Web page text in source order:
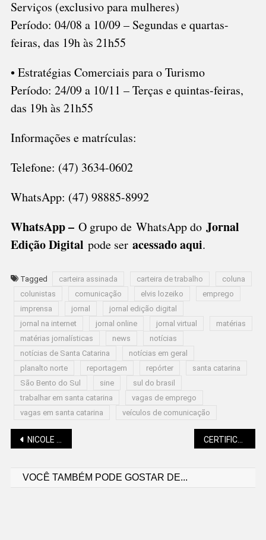
Serviços (exclusivo para mulheres)
Período: 04/08 a 10/09 – Segundas e quartas-
feiras, das 19h às 21h55
• Estratégias Comerciais para o Turismo
Período: 24/09 a 10/11 – Terças e quintas-feiras,
das 19h às 21h55
Informações e matrículas:
Telefone: (47) 3634-0602
WhatsApp: (47) 98885-8992
WhatsApp – O grupo de WhatsApp doJornal
Edição Digital pode ser acessado aqui.
Tagged carteira assinada carteira de trabalho
coluna
colunistas
comunicação elvis lozeiko
emprego
imprensa
jornal
jornal edição digital
jornal na internet
jornal online jornal virtual
matérias
matérias jornalísticas
news
notícias
notícias de Santa Catarina
notícias em geral
planalto norte
reportagem repórter
santa catarina
São Bento do Sul
sine
sul do brasil
trabalhar em santa catarina
vagas de emprego
vagas em santa catarina
veículos de comunicação
Navegação
NICOLE PILLATI (GOTAS DE LUZ): SOBRE AMAR A FAMÍLIA
VOCÊ TAMBÉM PODE GOSTAR DE...